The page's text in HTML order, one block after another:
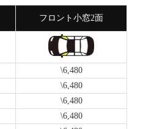
フロント小窓2面
\6,480
\6,480
\6,480
\6,480